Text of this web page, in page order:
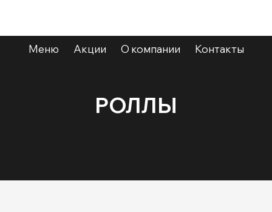
Меню Акции О компании Контакты
РОЛЛЫ